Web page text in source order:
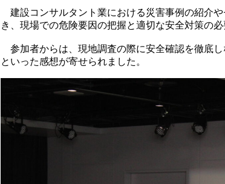
建設コンサルタント業における災害事例の紹介
き、現場での危険要因の把握と適切な安全対策の
参加者からは、現地調査の際に安全確認を徹底
といった感想が寄せられました。